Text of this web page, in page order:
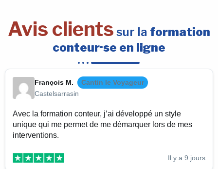
Avis clients sur la formation
conteur·se en ligne
François M.
Cantin le Voyageur
Castelsarrasin
Avec la formation conteur, j’ai développé un style
unique qui me permet de me démarquer lors de mes
interventions.
Il y a 9 jours